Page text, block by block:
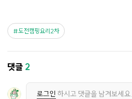
도전캠핑요리2차
댓글2
로그인 하시고 댓글을 남겨보세요.